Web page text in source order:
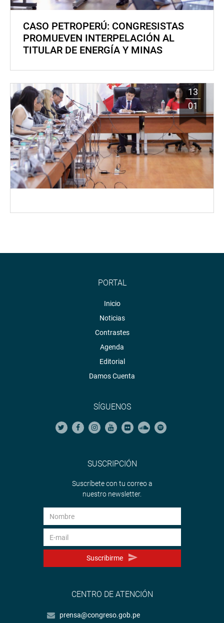
CASO PETROPERÚ: CONGRESISTAS
PROMUEVEN INTERPELACIÓN AL
TITULAR DE ENERGÍA Y MINAS
13
01
PORTAL
Inicio
Noticias
Contrastes
Agenda
Editorial
Damos Cuenta
SÍGUENOS
SUSCRIPCIÓN
Suscríbete con tu correo a
nuestro newsletter.
Suscribirme
CENTRO DE ATENCIÓN
prensa@congreso.gob.pe